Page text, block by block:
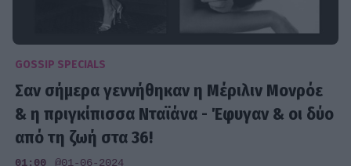
GOSSIP SPECIALS
Σαν σήμερα γεννήθηκαν η Μέριλιν Μονρόε
& η πριγκίπισσα Νταϊάνα - Έφυγαν & οι δύο
από τη ζωή στα 36!
01:00 @01-06-2024